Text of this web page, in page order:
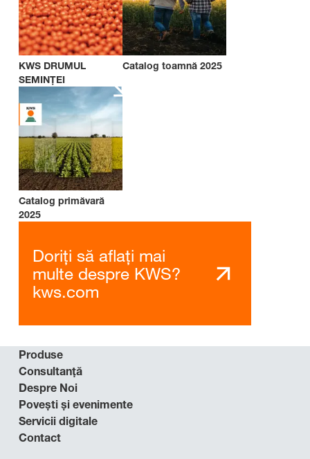
KWS DRUMUL
SEMINȚEI
Catalog toamnă 2025
Catalog primăvară
2025
Doriți să aflați mai
multe despre KWS?
kws.com
Produse
Consultanță
Despre Noi
Povești și evenimente
Servicii digitale
Contact